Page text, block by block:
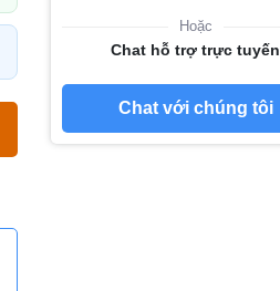
Hoặc
Chat hỗ trợ trực tuyến
Chat với chúng tôi